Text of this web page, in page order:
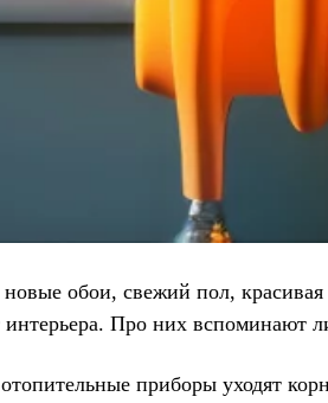
новые обои, свежий пол,
Про них вспоминают
приборы уходят